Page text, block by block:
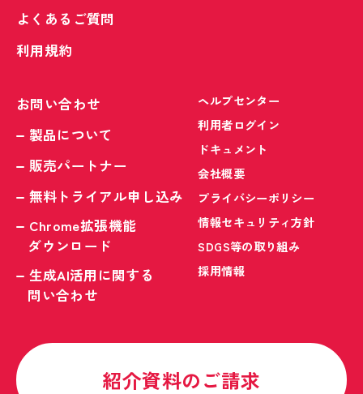
よくあるご質問
利用規約
お問い合わせ
製品について
販売パートナー
無料トライアル申し込み
Chrome拡張機能
ダウンロード
生成AI活用に関する
問い合わせ
ヘルプセンター
利用者ログイン
ドキュメント
会社概要
プライバシーポリシー
情報セキュリティ方針
SDGS等の取り組み
採用情報
紹介資料のご請求